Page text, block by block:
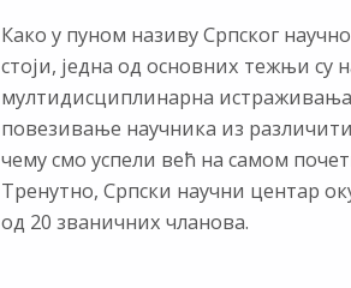
Како у пуном називу Српског
стоји, једна од основних тежњи су
мултидисциплинарна
повезивање научника из
чему смо успели већ на самом
Тренутно, Српски научни центар
од 20 званичних чланова.